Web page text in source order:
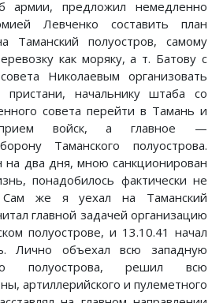
армии, предложил немедленно
Левченко составить план
Таманский полуостров, самому
как моряку, а т. Батову с
Николаевым организовать
начальнику штаба со
совета перейти в Тамань и
прием войск, а главное —
Таманского полуострова.
на два дня, мною санкционирован
понадобилось фактически не
же я уехал на Таманский
главной задачей организацию
полуострове, и 13.10.41 начал
Лично объехал всю западную
полуострова, решил всю
артиллерийского и пулеметного